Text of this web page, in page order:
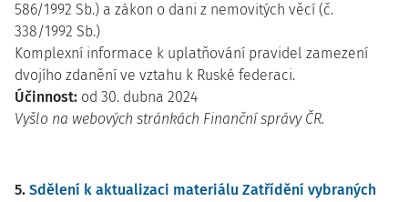
586/1992 Sb.) a zákon o dani z nemovitých věcí (č.
338/1992 Sb.)
Komplexní informace k uplatňování pravidel zamezení
dvojího zdanění ve vztahu k Ruské federaci.
Účinnost: od 30. dubna 2024
Vyšlo na webových stránkách Finanční správy ČR.
5. Sdělení k aktualizaci materiálu Zatřídění vybraných